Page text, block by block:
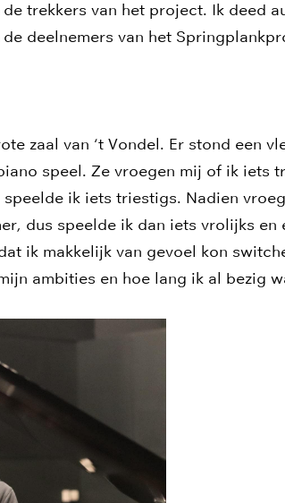
trekkers van het project. Ik deed
deelnemers van het
zaal van ‘t Vondel. Er stond een
speel. Ze vroegen mij of ik iets
ik iets triestigs. Nadien
dus speelde ik dan iets vrolijks en
ik makkelijk van gevoel kon
ambities en hoe lang ik al bezig